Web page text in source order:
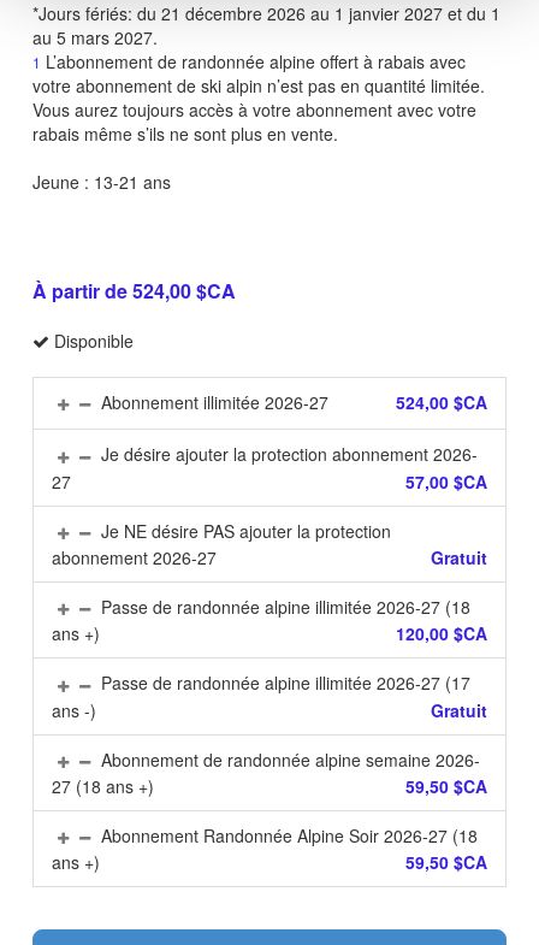
*Jours fériés: du 21 décembre 2026 au 1 janvier 2027 et du 1
au 5 mars 2027.
1 L’abonnement de randonnée alpine offert à rabais avec
votre abonnement de ski alpin n’est pas en quantité limitée.
Vous aurez toujours accès à votre abonnement avec votre
rabais même s’ils ne sont plus en vente.
Jeune : 13-21 ans
À partir de 524,00 $CA
Disponible
Abonnement illimitée 2026-27 524,00 $CA
Je désire ajouter la protection abonnement 2026-
27
57,00 $CA
Je NE désire PAS ajouter la protection
abonnement 2026-27
Gratuit
Passe de randonnée alpine illimitée 2026-27 (18
ans +)
120,00 $CA
Passe de randonnée alpine illimitée 2026-27 (17
ans -)
Gratuit
Abonnement de randonnée alpine semaine 2026-
27 (18 ans +)
59,50 $CA
Abonnement Randonnée Alpine Soir 2026-27 (18
ans +)
59,50 $CA